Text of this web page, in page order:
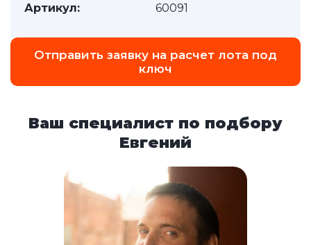
Артикул:
60091
Отправить заявку на расчет лота под
ключ
Ваш специалист по подбору
Евгений